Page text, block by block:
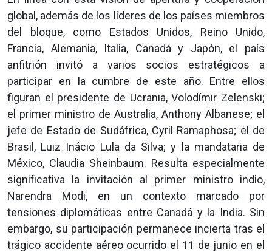
global, además de los líderes de los países miembros
del bloque, como Estados Unidos, Reino Unido,
Francia, Alemania, Italia, Canadá y Japón, el país
anfitrión invitó a varios socios estratégicos a
participar en la cumbre de este año. Entre ellos
figuran el presidente de Ucrania, Volodímir Zelenski;
el primer ministro de Australia, Anthony Albanese; el
jefe de Estado de Sudáfrica, Cyril Ramaphosa; el de
Brasil, Luiz Inácio Lula da Silva; y la mandataria de
México, Claudia Sheinbaum. Resulta especialmente
significativa la invitación al primer ministro indio,
Narendra Modi, en un contexto marcado por
tensiones diplomáticas entre Canadá y la India. Sin
embargo, su participación permanece incierta tras el
trágico accidente aéreo ocurrido el 11 de junio en el